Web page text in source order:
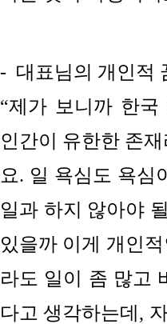
- 대표님의 개인적
“제가 보니까 한
인간이 유한한 존
요. 일 욕심도 욕심
일과 하지 않아야
있을까 이게 개인
라도 일이 좀 많고
다고 생각하는데,